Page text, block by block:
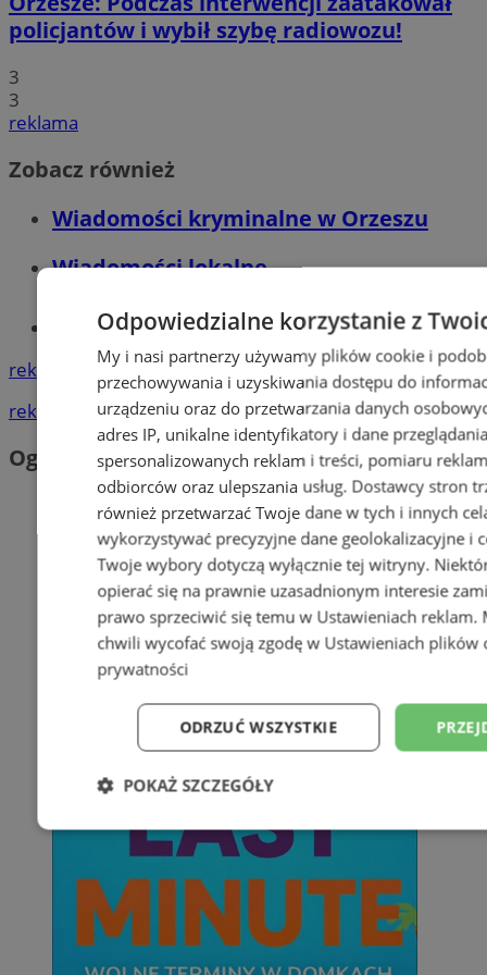
policjantów i wybił szybę radiowozu!
3
3
reklama
Zobacz również
Wiadomości kryminalne w Orzeszu
Wiadomości lokalne
Tworzenie stron www - Orzesze
reklama
reklama
Ogłoszenia
Odpowiedzialne korzystanie z
My i nasi partnerzy używamy plików cookie i
przechowywania i uzyskiwania dostępu do
urządzeniu oraz do przetwarzania danych
adres IP, unikalne identyfikatory i dane
spersonalizowanych reklam i treści, pomiaru
odbiorców oraz ulepszania usług. Dostawcy stron
również przetwarzać Twoje dane w tych i innych
wykorzystywać precyzyjne dane geolokalizacyjne i
Twoje wybory dotyczą wyłącznie tej witryny.
opierać się na prawnie uzasadnionym interesie
prawo sprzeciwić się temu w Ustawieniach reklam.
chwili wycofać swoją zgodę w Ustawieniach plików
prywatności
ODRZUĆ WSZYSTKIE
POKAŻ SZCZEGÓŁY
Niezbędne Wydajność
Niesklasyfikowane